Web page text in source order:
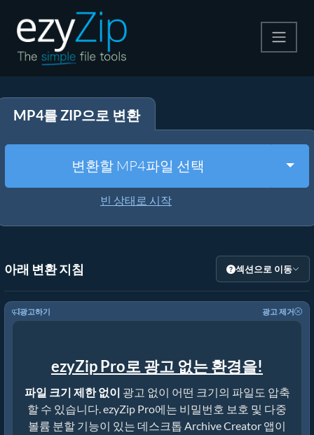
압축 해제
기타 도구
MP4를 ZIP으로 변환
변환할 MP4파일 선택
빈 상태로 시작
아래 변환 지침 섹션으로 이동
광고하기 광고 제거
ezyZip Pro로 광고 없는 환경을!
파일 크기 제한 없이 광고 없이 어떤 크기의 파일도 압축
할 수 있습니다. ezyZip Pro에는 비밀번호 보호 및 다중
볼륨 분할 기능이 있는 데스크톱 Archive Creator 앱이